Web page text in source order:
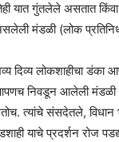
यात गुंतलेले असतात
मंडळी (लोक
दिव्य लोकशाहीचा डंका
निवडून आलेली मंडळी
त्यांचे संसदेतले, विधान
याचे प्रदर्शन रोज